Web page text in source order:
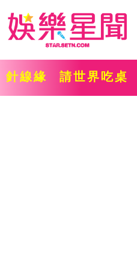
針線緣 請世界吃桌